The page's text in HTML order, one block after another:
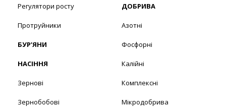
Регулятори росту
Протруйники
БУР’ЯНИ
НАСІННЯ
Зернові
Зернобобові
ДОБРИВА
Азотні
Фосфорні
Калійні
Комплексні
Мікродобрива